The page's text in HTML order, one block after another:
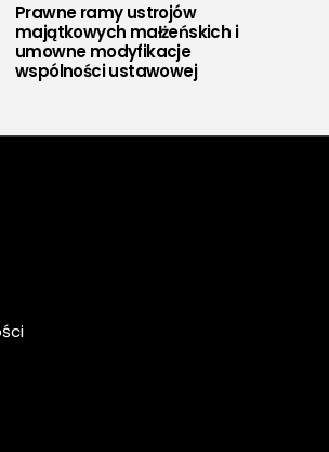
Prawne ramy ustrojów
majątkowych małżeńskich i
umowne modyfikacje
wspólności ustawowej